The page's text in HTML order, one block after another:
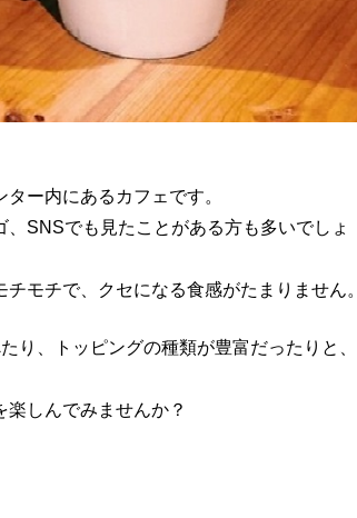
ー内にあるカフェです。
SNSでも見たことがある方も多いでしょ
モチで、クセになる食感がたまりません。
り、トッピングの種類が豊富だったりと、
しんでみませんか？